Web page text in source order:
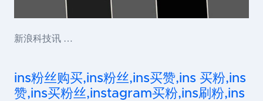
新浪科技讯 …
ins粉丝购买,ins粉丝,ins买赞,ins 买粉,ins
赞,ins买粉丝,instagram买粉,ins刷粉,ins